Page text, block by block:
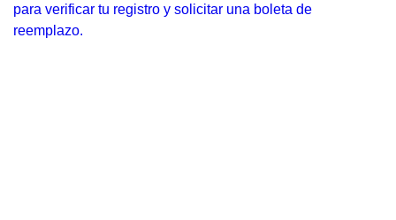
para verificar tu registro y solicitar una boleta de
reemplazo.